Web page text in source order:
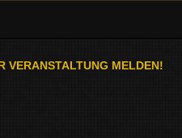
VERANSTALTUNG MELDEN!